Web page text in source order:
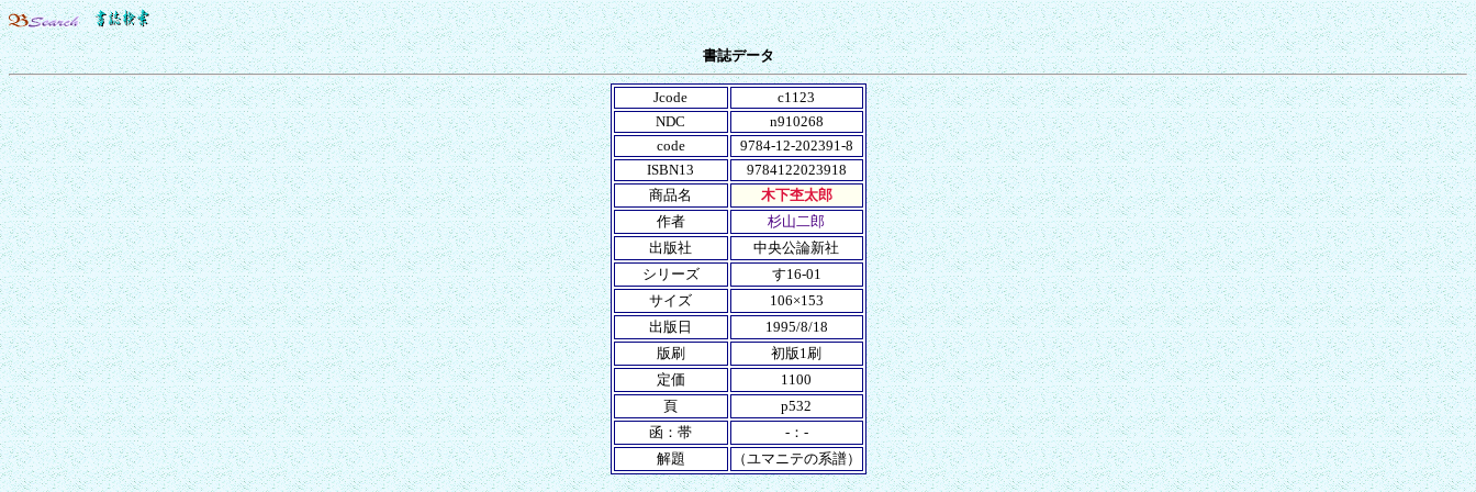
書誌データ
Jcode
c1123
NDC
n910268
code
9784-12-202391-8
ISBN13
9784122023918
商品名
木下杢太郎
作者
杉山二郎
出版社
中央公論新社
シリーズ
す16-01
サイズ
106×153
出版日
1995/8/18
版刷
初版1刷
定価
1100
頁
p532
函：帯
-：-
解題
（ユマニテの系譜）